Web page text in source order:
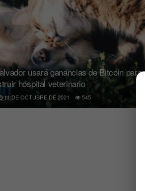
usará ganancias de Bitcoin para
hospital veterinario
11 DE OCTUBRE DE 2021 545